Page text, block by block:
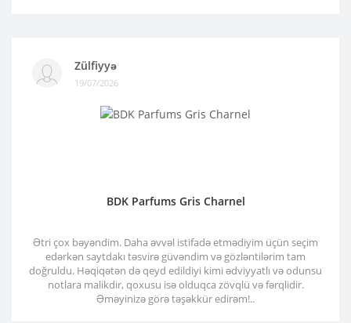
Zülfiyyə
19/07/2026
BDK Parfums Gris Charnel
Ətri çox bəyəndim. Daha əvvəl istifadə etmədiyim üçün seçim
edərkən saytdakı təsvirə güvəndim və gözləntilərim tam
doğruldu. Həqiqətən də qeyd edildiyi kimi ədviyyatlı və odunsu
notlara malikdir, qoxusu isə olduqca zövqlü və fərqlidir.
Əməyinizə görə təşəkkür edirəm!..